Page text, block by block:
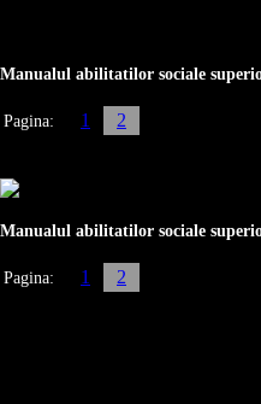
Manualul abilitatilor sociale
Pagina: 1 2
Manualul abilitatilor sociale
Pagina: 1 2